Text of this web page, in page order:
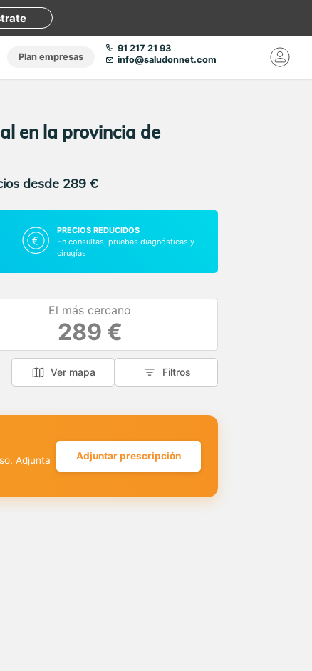
Plan empresas
91 217 21 93
info@saludonnet.com
en la provincia de
desde 289 €
PRECIOS REDUCIDOS
En consultas, pruebas diagnósticas y
cirugías
El más cercano
289 €
Ver mapa Filtros
Adjunta
Adjuntar prescripción